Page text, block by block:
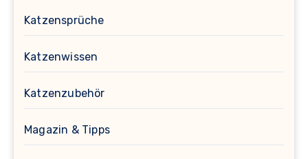
Katzensprüche
Katzenwissen
Katzenzubehör
Magazin & Tipps